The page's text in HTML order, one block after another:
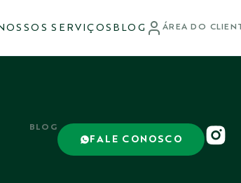
SERVIÇOS BLOG ÁREA DO
BLOG
FALE CONOSCO